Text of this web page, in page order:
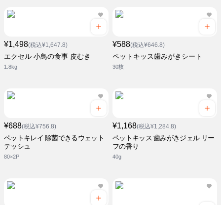
¥1,498(税込¥1,647.8)
エクセル 小鳥の食事 皮むき
1.8kg
¥588(税込¥646.8)
ペットキッス歯みがきシート
30枚
¥688(税込¥756.8)
ペットキレイ 除菌できるウェット
テッシュ
80×2P
¥1,168(税込¥1,284.8)
ペットキッス 歯みがきジェル リー
フの香り
40g